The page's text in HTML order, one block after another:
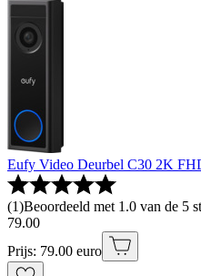
Eufy Video Deurbel C30 2K
(1)Beoordeeld met 1.0 van de 5
79.00
Prijs: 79.00 euro